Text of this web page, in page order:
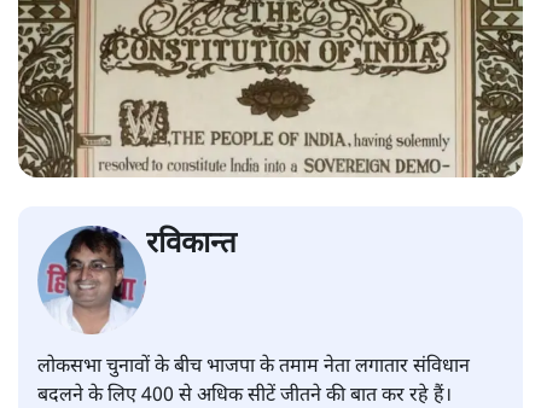
रविकान्त
लोकसभा चुनावों के बीच भाजपा के तमाम नेता लगातार संविधान
बदलने के लिए 400 से अधिक सीटें जीतने की बात कर रहे हैं।